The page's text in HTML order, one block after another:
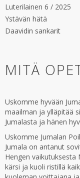
Luterilainen 6 / 2025
Ystävän hätä
Daavidin sankarit
MITÄ
Uskomme hyvään
maailman ja ylläpitää
Jumalasta ja hänen
Uskomme Jumalan
Jumala on antanut
Hengen vaikutuksesta
kärsi ja kuoli ristillä